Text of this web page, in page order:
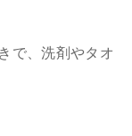
で、洗剤やタオ